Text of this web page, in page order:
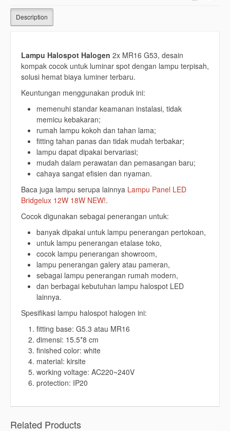
Description
Lampu Halospot Halogen 2x MR16 G53, desain
kompak cocok untuk luminar spot dengan lampu terpisah,
solusi hemat biaya luminer terbaru.
Keuntungan menggunakan produk ini:
memenuhi standar keamanan instalasi, tidak
memicu kebakaran;
rumah lampu kokoh dan tahan lama;
fitting tahan panas dan tidak mudah terbakar;
lampu dapat dipakai bervariasi;
mudah dalam perawatan dan pemasangan baru;
cahaya sangat efisien dan nyaman.
Baca juga lampu serupa lainnya Lampu Panel LED
Bridgelux 12W 18W NEW!.
Cocok digunakan sebagai penerangan untuk:
banyak dipakai untuk lampu penerangan pertokoan,
untuk lampu penerangan etalase toko,
cocok lampu penerangan showroom,
lampu penerangan galery atau pameran,
sebagai lampu penerangan rumah modern,
dan berbagai kebutuhan lampu halospot LED
lainnya.
Spesifikasi lampu halospot halogen ini:
fitting base: G5.3 atau MR16
dimensi: 15.5*8 cm
finished color: white
material: kirsite
working voltage: AC220~240V
protection: IP20
Related Products